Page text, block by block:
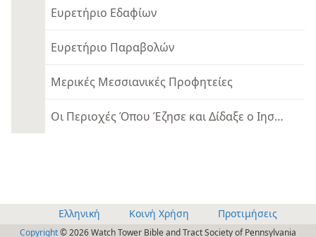
Ευρετήριο Εδαφίων
Ευρετήριο Παραβολών
Μερικές Μεσσιανικές Προφητείες
Οι Περιοχές Όπου Έζησε και Δίδαξε ο Ιησούς
Ελληνική Κοινή Χρήση Προτιμήσεις
Copyright© 2026 Watch Tower Bible and Tract Society of Pennsylvania